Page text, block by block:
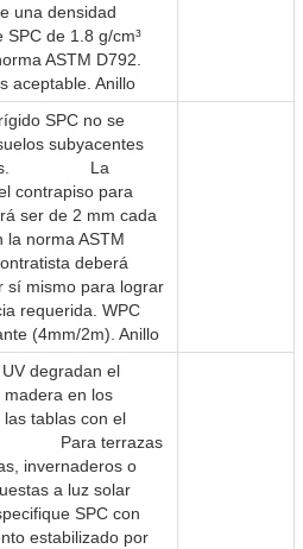
una densidad
SPC de 1.8 g/cm³
ASTM D792.
aceptable. Anillo
SPC no se
subyacentes
La
contrapiso para
ser de 2 mm cada
la norma ASTM
deberá
sí mismo para lograr
requerida. WPC
(4mm/2m). Anillo
degradan el
madera en los
las tablas con el
Para terrazas
invernaderos o
a luz solar
SPC con
estabilizado por